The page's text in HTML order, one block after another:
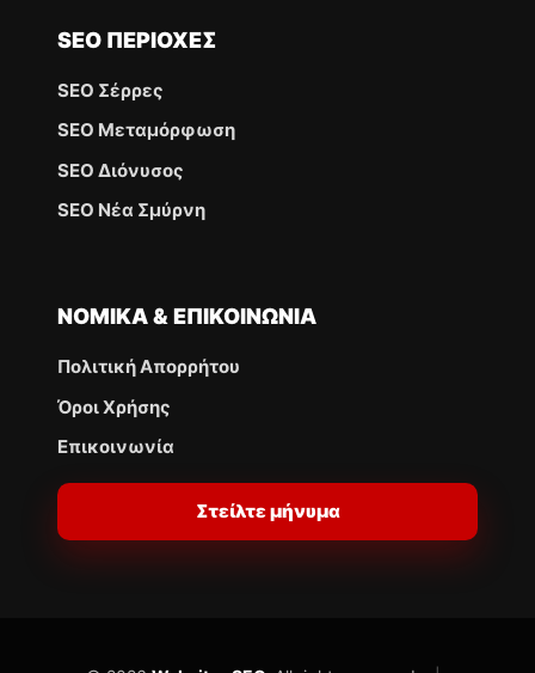
SEO ΠΕΡΙΟΧΈΣ
SEO Σέρρες
SEO Μεταμόρφωση
SEO Διόνυσος
SEO Νέα Σμύρνη
ΝΟΜΙΚΆ & ΕΠΙΚΟΙΝΩΝΊΑ
Πολιτική Απορρήτου
Όροι Χρήσης
Επικοινωνία
Στείλτε μήνυμα